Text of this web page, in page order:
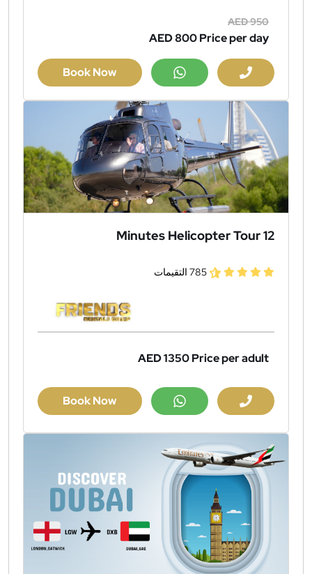
AED 950
AED 800Price per day
Book Now
12 Minutes Helicopter Tour
785 التقيمات
AED 1350Price per adult
Book Now